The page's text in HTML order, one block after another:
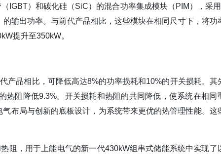
IGBT）和碳化硅（SiC）的混合功率集成模块（PIM），采
输出功率。与前代产品相比，这些模块在相同尺寸下，将功
提升至350kW。
产品相比，可降低高达8%的功率损耗和10%的开关损耗。其
阻降低9.3%。开关损耗和热阻的共同降低，使系统在相同
布局与创新的底板设计，为系统带来更优的热管理性能。这
阻，用于上能电气的新一代430kW组串式储能系统中实现了